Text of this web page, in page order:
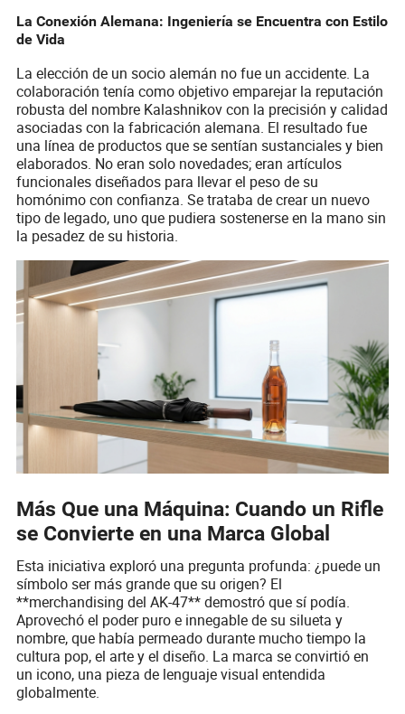
La Conexión Alemana: Ingeniería se Encuentra con Estilo
de Vida
La elección de un socio alemán no fue un accidente. La
colaboración tenía como objetivo emparejar la reputación
robusta del nombre Kalashnikov con la precisión y calidad
asociadas con la fabricación alemana. El resultado fue
una línea de productos que se sentían sustanciales y bien
elaborados. No eran solo novedades; eran artículos
funcionales diseñados para llevar el peso de su
homónimo con confianza. Se trataba de crear un nuevo
tipo de legado, uno que pudiera sostenerse en la mano sin
la pesadez de su historia.
Más Que una Máquina: Cuando un Rifle
se Convierte en una Marca Global
Esta iniciativa exploró una pregunta profunda: ¿puede un
símbolo ser más grande que su origen? El
**merchandising del AK-47** demostró que sí podía.
Aprovechó el poder puro e innegable de su silueta y
nombre, que había permeado durante mucho tiempo la
cultura pop, el arte y el diseño. La marca se convirtió en
un icono, una pieza de lenguaje visual entendida
globalmente.